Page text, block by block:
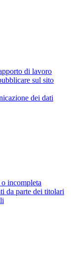
di lavoro
sul sito
dei dati
incompleta
da parte dei titolari